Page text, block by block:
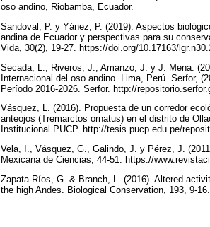
oso andino, Riobamba, Ecuador.
Sandoval, P. y Yánez, P. (2019). Aspectos
andina de Ecuador y perspectivas para su
Vida, 30(2), 19-27. https://doi.org/10.17163/
Secada, L., Riveros, J., Amanzo, J. y J. Mena.
Internacional del oso andino. Lima, Perú. Serfor,
Período 2016-2026. Serfor. http://
Vásquez, L. (2016). Propuesta de un corredor
anteojos (Tremarctos ornatus) en el distrito de
Institucional PUCP. http://tesis.pucp.edu.pe/
Vela, I., Vásquez, G., Galindo, J. y Pérez, J.
Mexicana de Ciencias, 44-51. https://
Zapata-Ríos, G. & Branch, L. (2016). Altered
the high Andes. Biological Conservation, 193, 9-